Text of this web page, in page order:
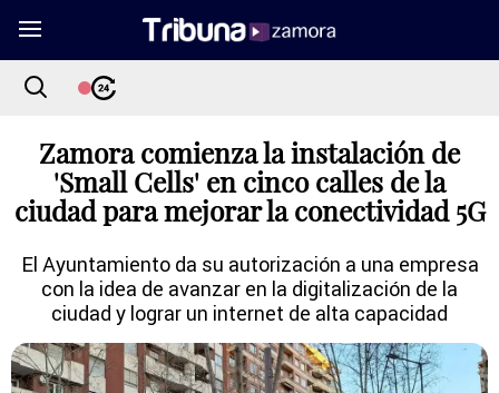
Zamora comienza la instalación de
'Small Cells' en cinco calles de la
ciudad para mejorar la conectividad 5G
El Ayuntamiento da su autorización a una empresa
con la idea de avanzar en la digitalización de la
ciudad y lograr un internet de alta capacidad